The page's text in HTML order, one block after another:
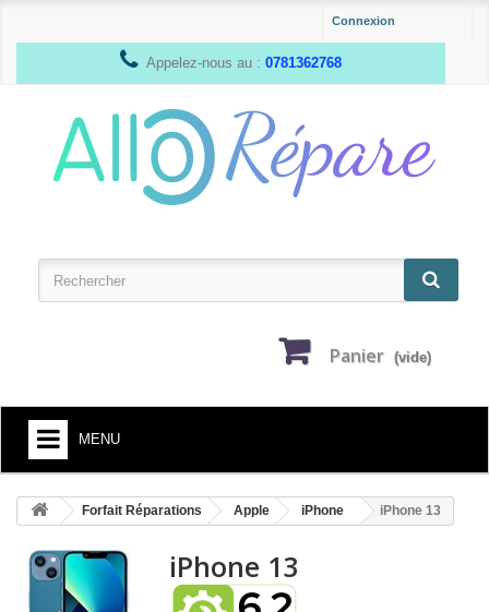
Connexion
Appelez-nous au : 0781362768
Panier (vide)
MENU
HOME
SMARTPHONE ET TABLETTE
Forfait Réparations Apple iPhone iPhone 13
iPhone 13